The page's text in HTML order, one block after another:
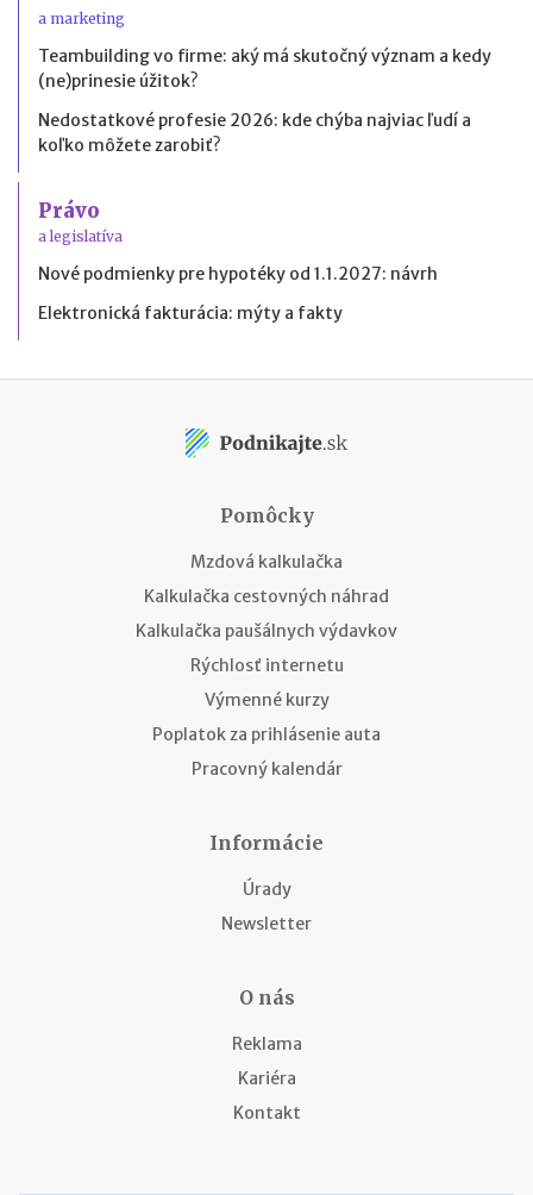
a marketing
Teambuilding vo firme: aký má skutočný význam a kedy
(ne)prinesie úžitok?
Nedostatkové profesie 2026: kde chýba najviac ľudí a
koľko môžete zarobiť?
Právo
a legislatíva
Nové podmienky pre hypotéky od 1.1.2027: návrh
Elektronická fakturácia: mýty a fakty
Pomôcky
Mzdová kalkulačka
Kalkulačka cestovných náhrad
Kalkulačka paušálnych výdavkov
Rýchlosť internetu
Výmenné kurzy
Poplatok za prihlásenie auta
Pracovný kalendár
Informácie
Úrady
Newsletter
O nás
Reklama
Kariéra
Kontakt